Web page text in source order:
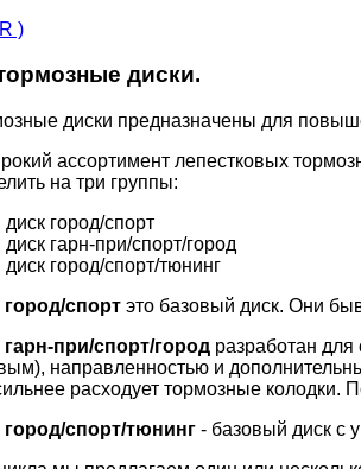
)
диски.
диски предназначены для
ассортимент лепестковых
на три группы:
город/спорт
гарн-при/спорт/город
город/спорт/тюнинг
город/спорт это базовый диск. Они
гарн-при/спорт/город разработан
направленностью и
расходует тормозные колодки.
город/спорт/тюнинг - базовый диск с